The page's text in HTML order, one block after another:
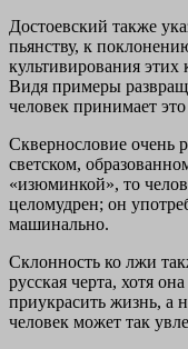
Достоевский также
пьянству, к
культивирования этих
Видя примеры
человек принимает
Сквернословие очень
светском,
«изюминкой», то
целомудрен; он
машинально.
Склонность ко лжи
русская черта, хотя
приукрасить жизнь, а
человек может так